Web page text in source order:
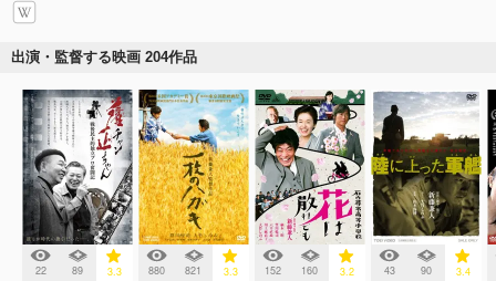
出演・監督する映画 204作品
22 89 3.3 880 821 3.3 152 160 3.2 43 90 3.4